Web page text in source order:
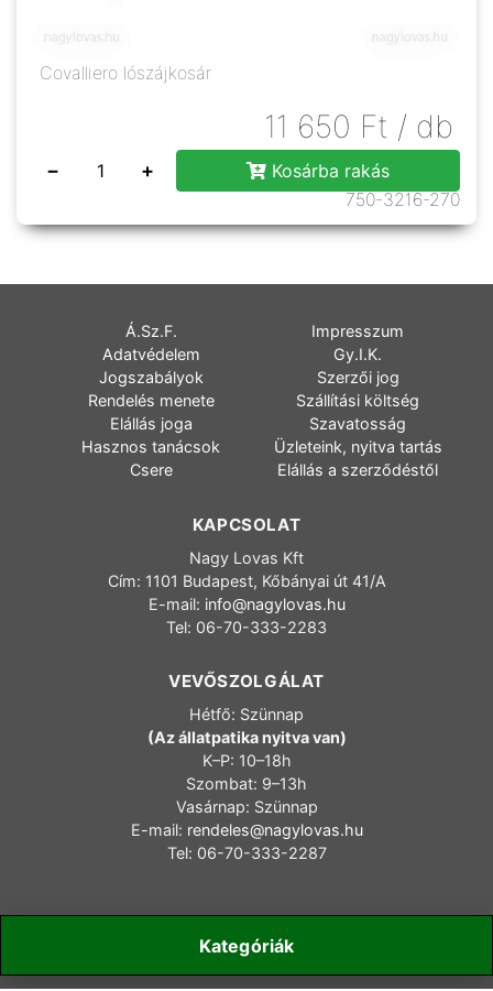
Kategóriák
Covalliero lószájkosár
11 650 Ft / db
− +
Kosárba rakás
750-3216-270
Á.Sz.F.
Impresszum
Adatvédelem
Gy.I.K.
Jogszabályok
Szerzői jog
Rendelés menete
Szállítási költség
Elállás joga
Szavatosság
Hasznos tanácsok
Üzleteink, nyitva tartás
Csere
Elállás a szerződéstől
KAPCSOLAT
Nagy Lovas Kft
Cím: 1101 Budapest, Kőbányai út 41/A
E-mail: info@nagylovas.hu
Tel: 06-70-333-2283
VEVŐSZOLGÁLAT
Hétfő: Szünnap
(Az állatpatika nyitva van)
K–P: 10–18h
Szombat: 9–13h
Vasárnap: Szünnap
E-mail: rendeles@nagylovas.hu
Tel: 06-70-333-2287
Copyright 2006-2025 nagylovas.hu – Minden jog fenntartva